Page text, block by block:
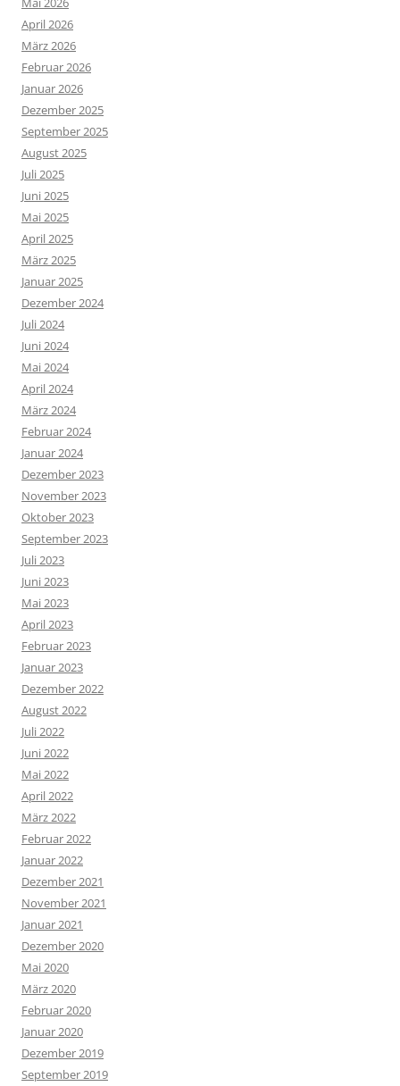
April 2026
März 2026
Februar 2026
Januar 2026
Dezember 2025
September 2025
August 2025
Juli 2025
Juni 2025
Mai 2025
April 2025
März 2025
Januar 2025
Dezember 2024
Juli 2024
Juni 2024
Mai 2024
April 2024
März 2024
Februar 2024
Januar 2024
Dezember 2023
November 2023
Oktober 2023
September 2023
Juli 2023
Juni 2023
Mai 2023
April 2023
Februar 2023
Januar 2023
Dezember 2022
August 2022
Juli 2022
Juni 2022
Mai 2022
April 2022
März 2022
Februar 2022
Januar 2022
Dezember 2021
November 2021
Januar 2021
Dezember 2020
Mai 2020
März 2020
Februar 2020
Januar 2020
Dezember 2019
September 2019